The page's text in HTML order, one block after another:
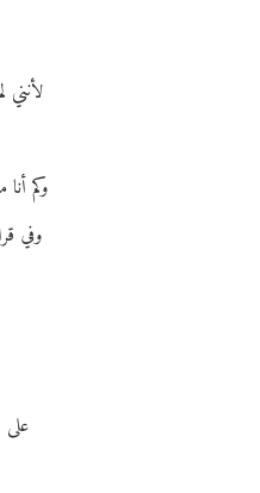
لأنني
وكم
وفي
على